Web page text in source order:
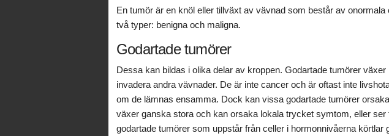
En tumör är en knöl eller tillväxt av vävnad som består av onormala
två typer: benigna och maligna.
Godartade tumörer
Dessa kan bildas i olika delar av kroppen. Godartade tumörer
invadera andra vävnader. De är inte cancer och är oftast inte
om de lämnas ensamma. Dock kan vissa godartade tumörer
växer ganska stora och kan orsaka lokala trycket symtom, eller
godartade tumörer som uppstår från celler i hormonnivåerna körtlar